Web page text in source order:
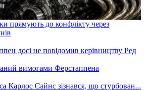
прямують до конфлікту через
вимогами Ферстаппена